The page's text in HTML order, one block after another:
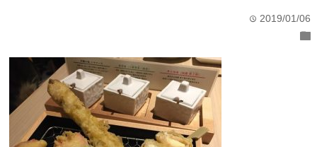
time 2019/01/06
folder